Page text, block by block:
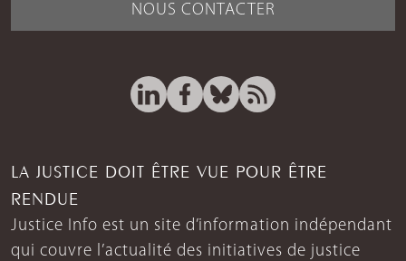
NOUS CONTACTER
LA JUSTICE DOIT ÊTRE VUE POUR ÊTRE
RENDUE
Justice Info est un site d’information indépendant
qui couvre l’actualité des initiatives de justice